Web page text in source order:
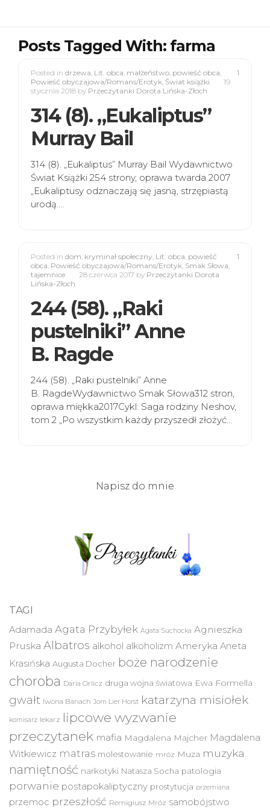
Posts Tagged With: farma
1
Posted in drzewa, Lit. obca, małżeństwo, powieść obca,
Powieść obyczajowa/Romans/Erotyk, Świat książki
19
stycznia 2018 by Przeczytanki Dorota Lińska-Złoch
314 (8). „Eukaliptus”
Murray Bail
314 (8). „Eukaliptus” Murray Bail Wydawnictwo
Świat Książki 254 strony, oprawa twarda 2007
„Eukaliptusy odznaczają się jasną, strzępiastą
urodą.…
1
Posted in dom, kryminał społeczny, Lit. obca, powieść
obca, Powieść obyczajowa/Romans/Erotyk, Smak Słowa,
tajemnice
28 czerwca 2017 by Przeczytanki Dorota
Lińska-Złoch
244 (58). „Raki
pustelniki” Anne
B. Ragde
244 (58). „Raki pustelniki” Anne
B. RagdeWydawnictwo Smak Słowa312 stron,
oprawa miękka2017Cykl: Saga rodziny Neshov,
tom 2 „Po wszystkim każdy przyszedł złożyć…
Napisz do mnie
TAGI
Adamada Agata Przybyłek Agata Suchocka Agnieszka
Pruska Albatros alkohol alkoholizm Ameryka Aneta
Krasińska Augusta Docher boże narodzenie
choroba Daria Orlicz druga wojna światowa Ewa Formella
gwałt Iwona Banach Jorn Lier Horst katarzyna misiołek
komisarz lekarz lipcowe wyzwanie
przeczytanek mafia Magdalena Majcher Magdalena
Witkiewicz matras molestowanie mróz Muza muzyka
namiętność narkotyki Natasza Socha patologia
porwanie postapokaliptyczny prostytucja przemiana
przemoc przeszłość Remigiusz Mróz samobójstwo